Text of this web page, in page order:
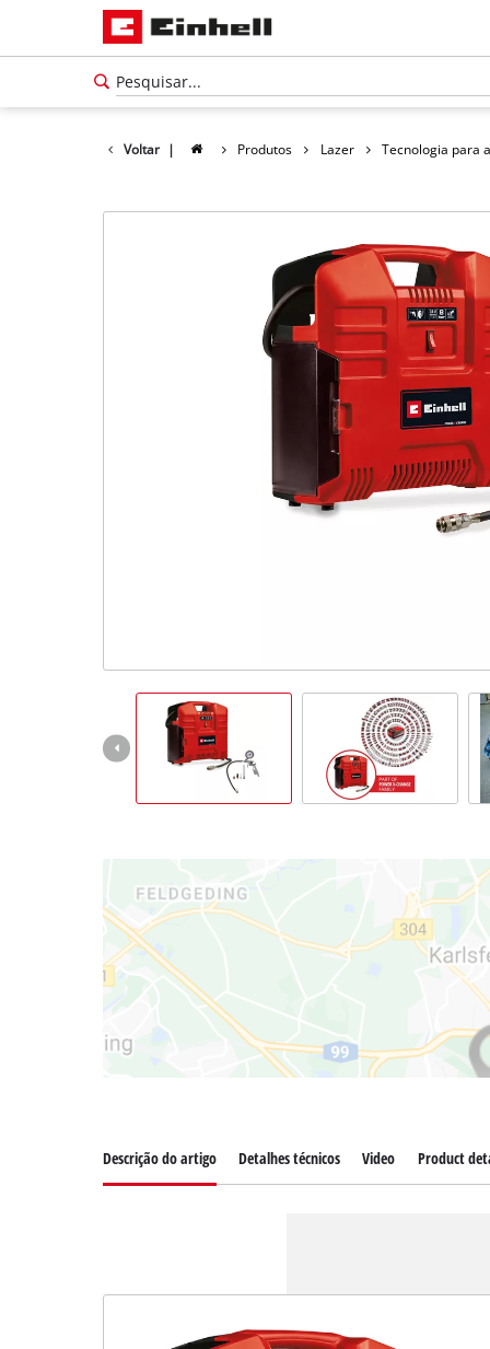
Voltar | Produtos Lazer Tecnologia para
Descrição do artigo Detalhes técnicos Video Product